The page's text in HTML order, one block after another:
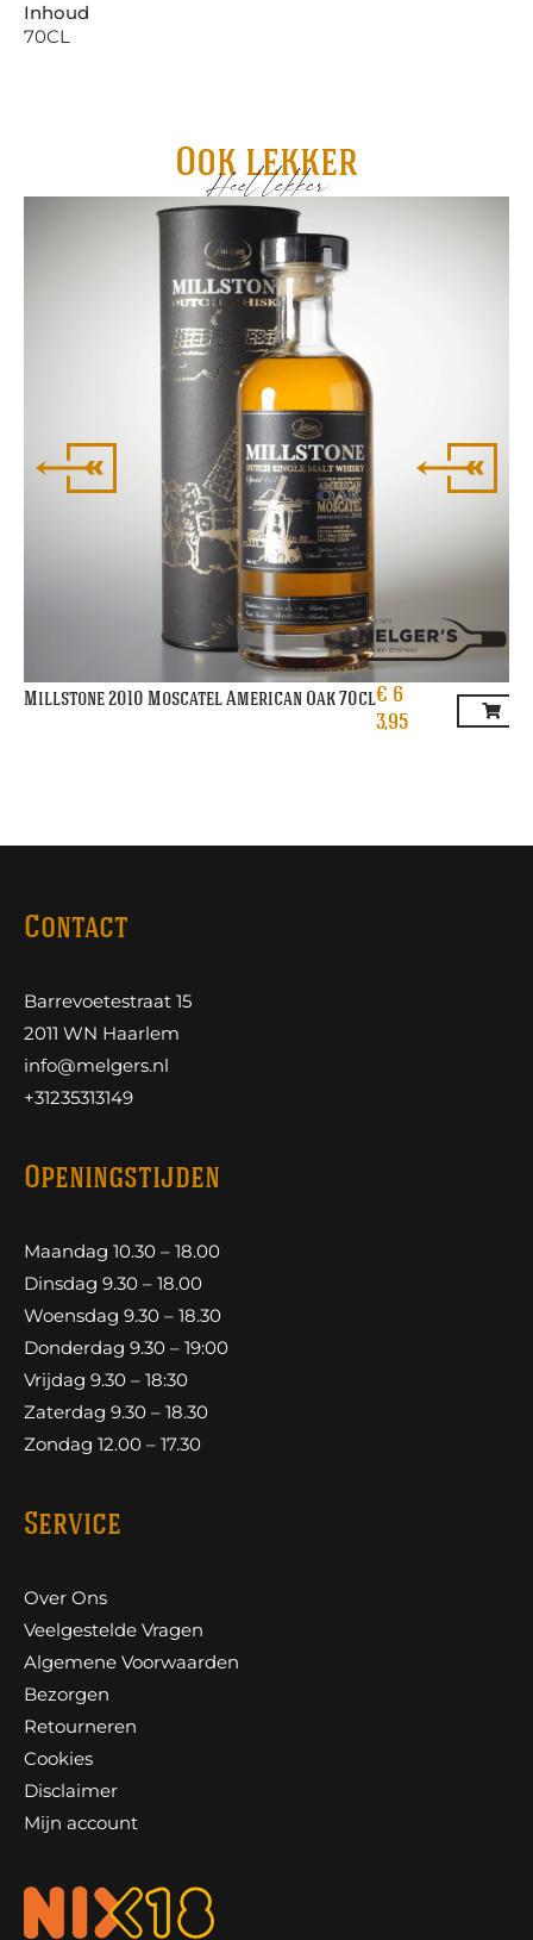
Inhoud
70CL
Ook lekker
Heel lekker
Millstone 2010 Moscatel American Oak 70cl€ 6
3,95
Contact
Barrevoetestraat 15
2011 WN Haarlem
info@melgers.nl
+31235313149
Openingstijden
Maandag 10.30 – 18.00
Dinsdag 9.30 – 18.00
Woensdag 9.30 – 18.30
Donderdag 9.30 – 19:00
Vrijdag 9.30 – 18:30
Zaterdag 9.30 – 18.30
Zondag 12.00 – 17.30
Service
Over Ons
Veelgestelde Vragen
Algemene Voorwaarden
Bezorgen
Retourneren
Cookies
Disclaimer
Mijn account